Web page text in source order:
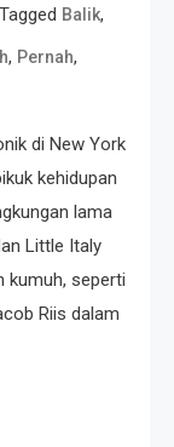
Tagged Balik,
, Pernah,
di New York
kehidupan
lama
Little Italy
kumuh, seperti
Riis dalam